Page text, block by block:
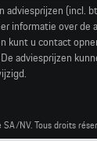
adviesprijzen (incl.
informatie over de
kunt u contact
adviesprijzen
NV. Tous droits